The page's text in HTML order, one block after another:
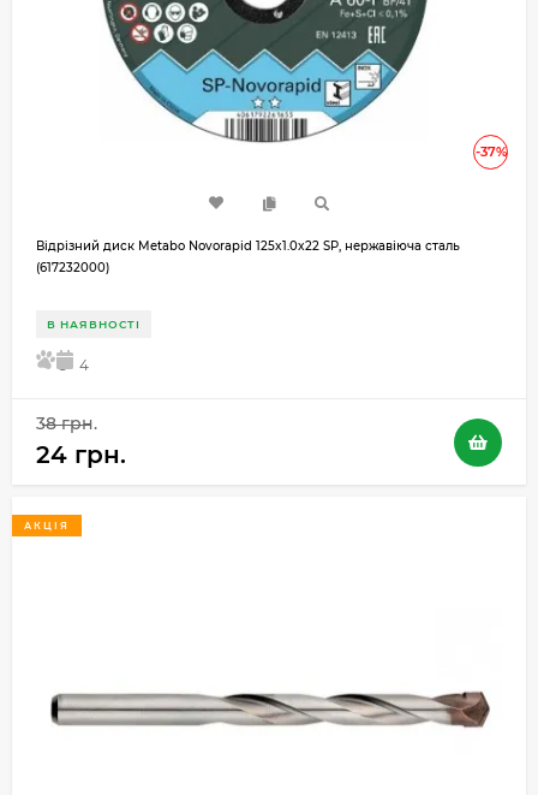
-37%
Вiдрізний диск Metabo Novorapid 125x1.0x22 SP, нержавіюча сталь
(617232000)
В НАЯВНОСТІ
5 4
38 грн.
24 грн.
АКЦІЯ